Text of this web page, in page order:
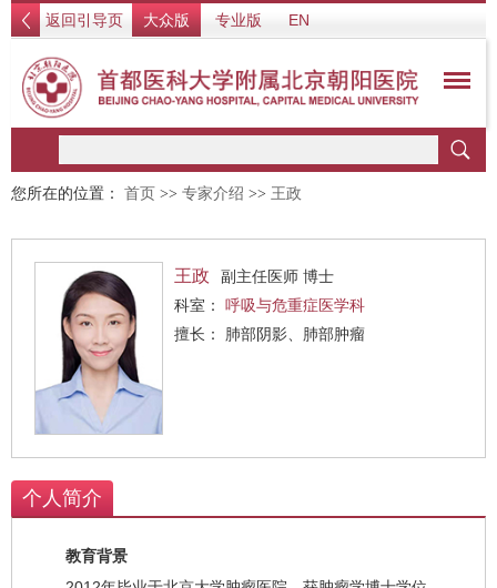
返回引导页 大众版 专业版 EN
您所在的位置： 首页 >> 专家介绍 >> 王政
王政
副主任医师 博士
科室： 呼吸与危重症医学科
擅长： 肺部阴影、肺部肿瘤
个人简介
教育背景